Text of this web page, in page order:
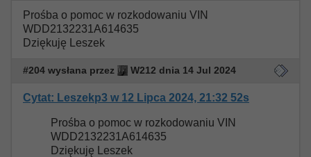
Prośba o pomoc w rozkodowaniu VIN
WDD2132231A614635
Dziękuję Leszek
#204 wysłana przez W212 dnia 14 Jul 2024
Cytat: Leszekp3 w 12 Lipca 2024, 21:32 52s
Prośba o pomoc w rozkodowaniu VIN
WDD2132231A614635
Dziękuję Leszek